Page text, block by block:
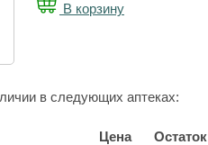
В корзину
в следующих аптеках:
Цена Остаток